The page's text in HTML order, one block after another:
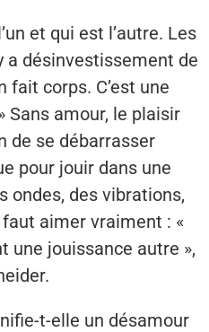
et qui est l’autre. Les
a désinvestissement de
fait corps. C’est une
Sans amour, le plaisir
de se débarrasser
pour jouir dans une
ondes, des vibrations,
aimer vraiment : «
une jouissance autre »,
t-elle un désamour